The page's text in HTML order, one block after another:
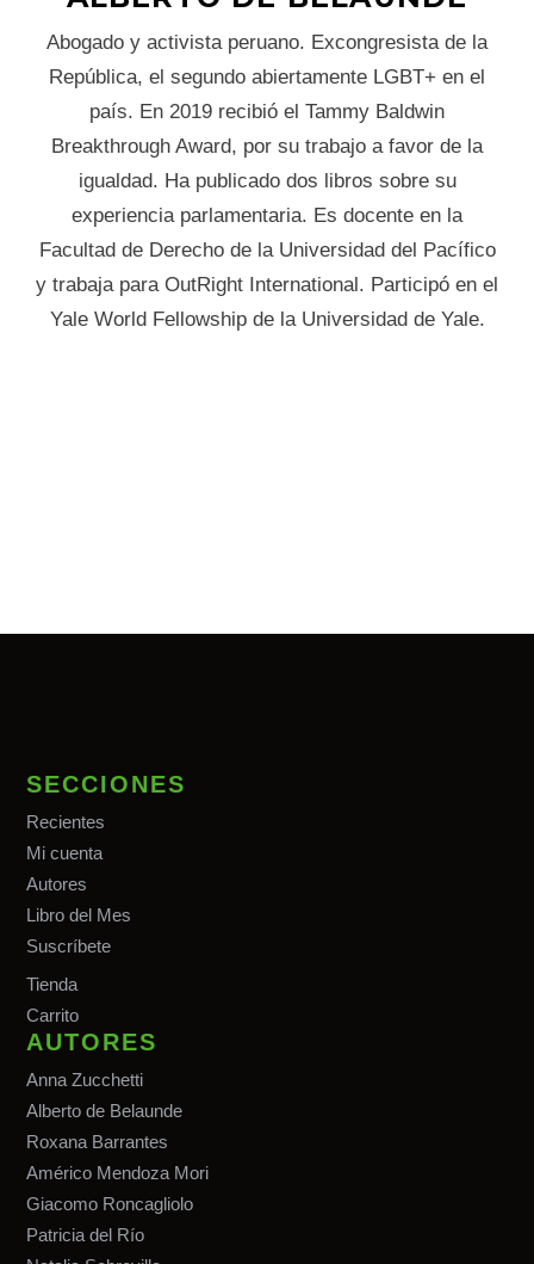
Abogado y activista peruano. Excongresista de la
República, el segundo abiertamente LGBT+ en el
país. En 2019 recibió el Tammy Baldwin
Breakthrough Award, por su trabajo a favor de la
igualdad. Ha publicado dos libros sobre su
experiencia parlamentaria. Es docente en la
Facultad de Derecho de la Universidad del Pacífico
y trabaja para OutRight International. Participó en el
Yale World Fellowship de la Universidad de Yale.
SECCIONES
Recientes
Mi cuenta
Autores
Libro del Mes
Suscríbete
Tienda
Carrito
AUTORES
Anna Zucchetti
Alberto de Belaunde
Roxana Barrantes
Américo Mendoza Mori
Giacomo Roncagliolo
Patricia del Río